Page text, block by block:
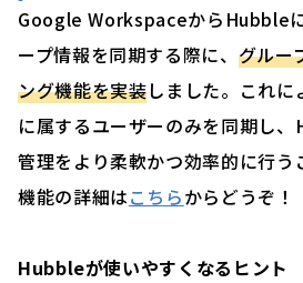
Google WorkspaceからHubble
ープ情報を同期する際に、 グルー
ング機能を実装しました。これ
に属するユーザーのみを同期し
管理をより柔軟かつ効率的に行う
機能の詳細はこちらからどうぞ！
Hubbleが使いやすくなるヒント